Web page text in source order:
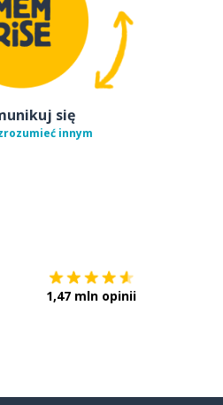
się
innym
1,47 mln opinii